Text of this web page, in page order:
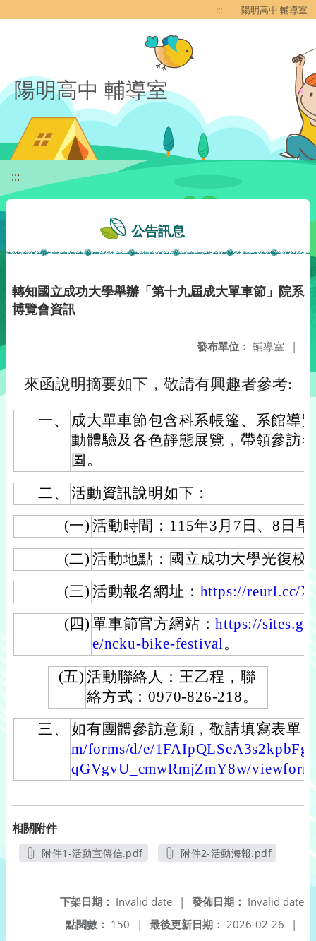
::: 陽明高中 輔導室
陽明高中 輔導室
:::
公告訊息
轉知國立成功大學舉辦「第十九屆成大單車節」院系
博覽會資訊
發布單位： 輔導室 |
來函說明摘要如下，敬請有興趣者參考:
一、
成大單車節包含科系帳篷、系館導
動體驗及各色靜態展覽，帶領參訪
圖。
二、
活動資訊說明如下：
(一) 活動時間：115年3月7日、8日
(二) 活動地點：國立成功大學光復校
(三) 活動報名網址： https://reurl.cc/
(四) 單車節官方網站：https://
e/ncku-bike-festival。
(五) 活動聯絡人：王乙程，聯
絡方式：0970-826-218。
三、
如有團體參訪意願，敬請填寫表單
m/forms/d/e/
qGVgvU_cmwRmjZmY8w/viewform
相關附件
附件1-活動宣傳信.pdf
附件2-活動海報.pdf
發佈日期： Invalid date
下架日期： Invalid date
|
最後更新日期： 2026-02-26 |
點閱數： 150 |